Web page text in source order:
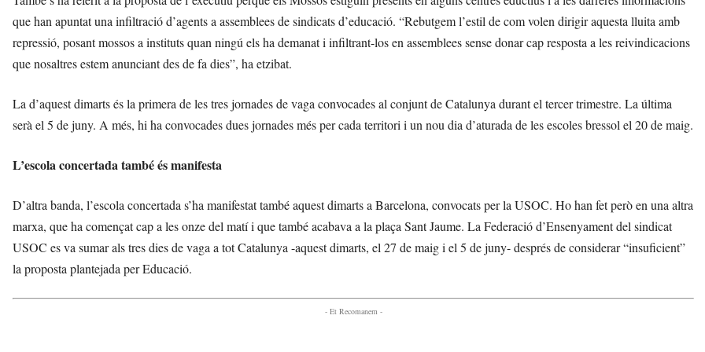
que han apuntat una infiltració d’agents a assemblees de sindicats d’educació. “Rebutgem l’estil de com volen dirigir aquesta lluita amb
repressió, posant mossos a instituts quan ningú els ha demanat i infiltrant-los en assemblees sense donar cap resposta a les reivindicacions
que nosaltres estem anunciant des de fa dies”, ha etzibat.
La d’aquest dimarts és la primera de les tres jornades de vaga convocades al conjunt de Catalunya durant el tercer trimestre. La última
serà el 5 de juny. A més, hi ha convocades dues jornades més per cada territori i un nou dia d’aturada de les escoles bressol el 20 de maig.
L’escola concertada també és manifesta
D’altra banda, l’escola concertada s’ha manifestat també aquest dimarts a Barcelona, convocats per la USOC. Ho han fet però en una altra
marxa, que ha començat cap a les onze del matí i que també acabava a la plaça Sant Jaume. La Federació d’Ensenyament del sindicat
USOC es va sumar als tres dies de vaga a tot Catalunya -aquest dimarts, el 27 de maig i el 5 de juny- després de considerar “insuficient”
la proposta plantejada per Educació.
- Et Recomanem -